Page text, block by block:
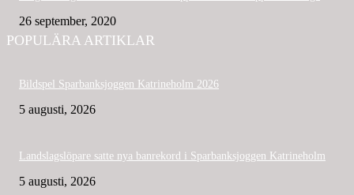
26 september, 2020
POPULÄRA ARTIKLAR
Bildspel Sparbanksjoggen Katrineholm 2026
5 augusti, 2026
Landslagslöpare satte nya banrekord i Sparbanksjoggen Katrineholm
5 augusti, 2026